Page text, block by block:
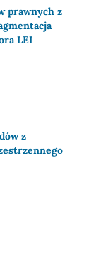
prawnych z
LEI
z